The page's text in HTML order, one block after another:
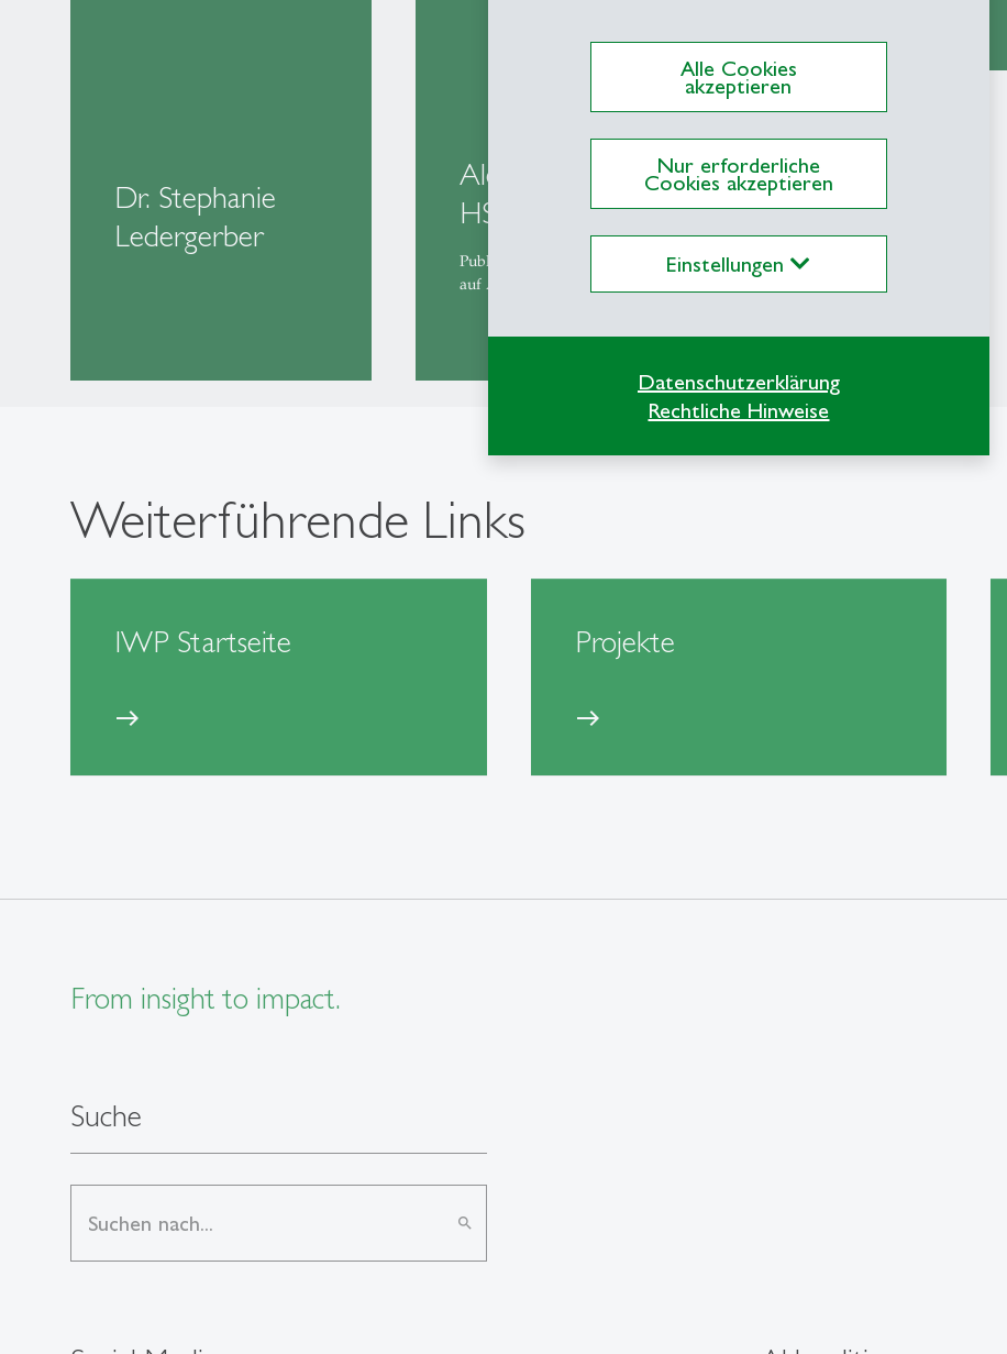
Alle Cookies
akzeptieren
Nur erforderliche
Cookies akzeptieren
Einstellungen
Datenschutzerklärung
Rechtliche Hinweise
Dr. Stephanie
Ledergerber
Alexandria IWP-
HSG
Publikationen des IWP-HSG
auf Alexandria
Weiterführende Links
IWP Startseite
east
Projekte
east
From insight to impact.
Suche
search